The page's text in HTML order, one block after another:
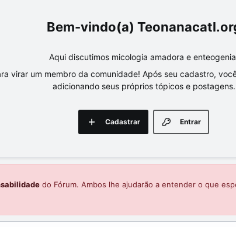
Aqui discutimos micologia amadora e
virar um membro da comunidade! Após seu cadastro,
adicionando seus próprios tópicos e postagens.
Entrar
Cadastrar
do Fórum. Ambos lhe ajudarão a entender o que